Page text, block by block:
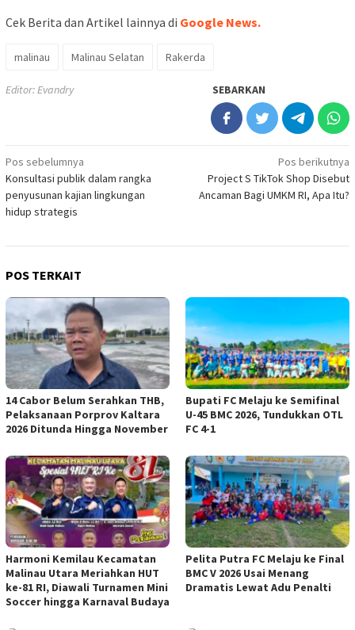
Cek Berita dan Artikel lainnya di Google News.
malinau Malinau Selatan Rakerda
Editor: Evandry SEBARKAN
Navigasi
pos
Pos sebelumnya
Konsultasi publik dalam rangka
penyusunan kajian lingkungan
hidup strategis
Pos berikutnya
Project S TikTok Shop Disebut
Ancaman Bagi UMKM RI, Apa Itu?
POS TERKAIT
14 Cabor Belum Serahkan THB,
Pelaksanaan Porprov Kaltara
2026 Ditunda Hingga November
Bupati FC Melaju ke Semifinal
U-45 BMC 2026, Tundukkan OTL
FC 4-1
Harmoni Kemilau Kecamatan
Malinau Utara Meriahkan HUT
ke-81 RI, Diawali Turnamen Mini
Soccer hingga Karnaval Budaya
Pelita Putra FC Melaju ke Final
BMC V 2026 Usai Menang
Dramatis Lewat Adu Penalti